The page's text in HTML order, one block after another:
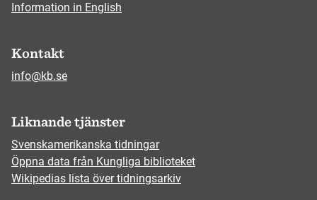
Information in English
Kontakt
info@kb.se
Liknande tjänster
Svenskamerikanska tidningar
Öppna data från Kungliga biblioteket
Wikipedias lista över tidningsarkiv